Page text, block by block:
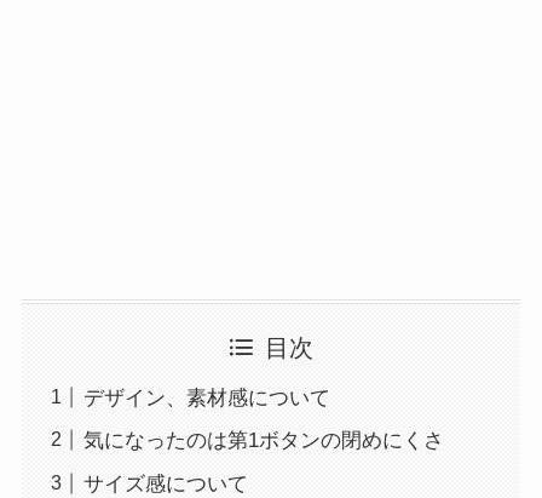
目次
デザイン、素材感について
気になったのは第1ボタンの閉めにくさ
サイズ感について